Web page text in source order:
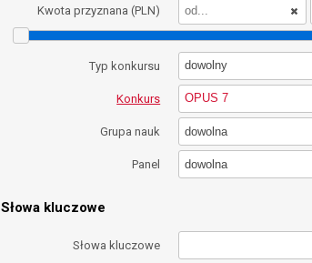
Kwota przyznana (PLN)
Typ konkursu dowolny
Konkurs OPUS 7
Grupa nauk dowolna
Panel dowolna
Słowa kluczowe
Słowa kluczowe